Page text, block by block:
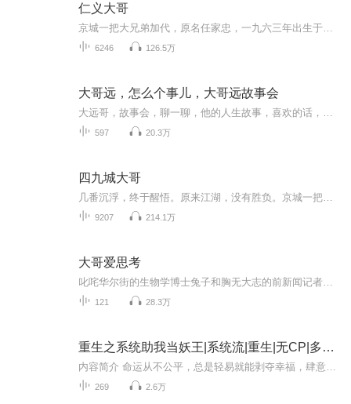
仁义大哥
6246 126.5万
大哥远，怎么个事儿，大哥远故事会
597 20.3万
四九城大哥
9207 214.1万
大哥爱思考
121 28.3万
重生之系统助我当妖王|系统流|重生|无CP|多人有声剧
269 2.6万